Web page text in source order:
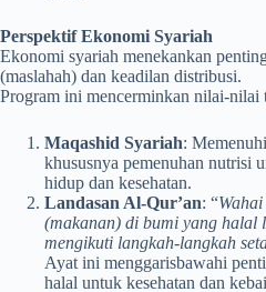
Perspektif Ekonomi Syariah
Ekonomi syariah menekankan
(maslahah) dan keadilan distribusi.
Program ini mencerminkan nilai-nilai
Maqashid Syariah:
khususnya pemenuhan nutrisi
hidup dan kesehatan.
Landasan Al-Qur’an: “
(makanan) di bumi yang halal
mengikuti langkah-langkah
Ayat ini menggarisbawahi
halal untuk kesehatan dan